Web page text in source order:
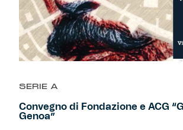
SERIE A
Convegno di Fondazione e ACG
Genoa”